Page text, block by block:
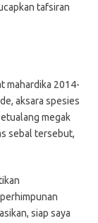
tafsiran
mahardika 2014-
aksara spesies
megak
sebal tersebut,
siap saya